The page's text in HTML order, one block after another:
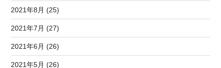
2021年8月 (25)
2021年7月 (27)
2021年6月 (26)
2021年5月 (26)